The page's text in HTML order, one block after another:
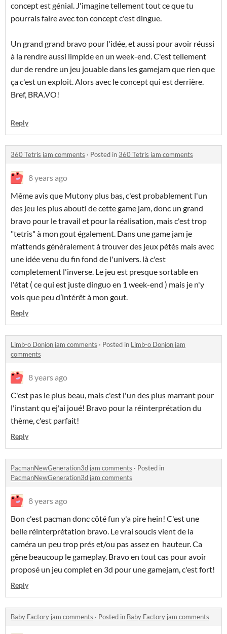
concept est génial. J'imagine tellement tout ce que tu
pourrais faire avec ton concept c'est dingue.
Un grand grand bravo pour l'idée, et aussi pour avoir réussi
à la rendre aussi limpide en un week-end. C'est tellement
dur de rendre un jeu jouable dans les gamejam que rien que
ça c'est un exploit. Alors avec le concept qui est derrière.
Bref, BRA.VO!
Reply
360 Tetris jam comments · Posted in 360 Tetris jam comments
8 years ago
Même avis que Mutony plus bas, c'est probablement l'un
des jeu les plus abouti de cette game jam, donc un grand
bravo pour le travail et pour la réalisation, mais c'est trop
"tetris" à mon gout également. Dans une game jam je
m'attends généralement à trouver des jeux pétés mais avec
une idée venu du fin fond de l'univers. là c'est
completement l'inverse. Le jeu est presque sortable en
l'état ( ce qui est juste dinguo en 1 week-end ) mais je n'y
vois que peu d’intérêt à mon gout.
Reply
Limb-o Donjon jam comments · Posted in Limb-o Donjon jam
comments
8 years ago
C'est pas le plus beau, mais c'est l'un des plus marrant pour
l'instant qu ej'ai joué! Bravo pour la réinterprétation du
thème, c'est parfait!
Reply
PacmanNewGeneration3d jam comments · Posted in
PacmanNewGeneration3d jam comments
8 years ago
Bon c'est pacman donc côté fun y'a pire hein! C'est une
belle réinterprétation bravo. Le vrai soucis vient de la
caméra un peu trop prés et/ou pas assez en hauteur. Ca
gêne beaucoup le gameplay. Bravo en tout cas pour avoir
proposé un jeu complet en 3d pour une gamejam, c'est fort!
Reply
Baby Factory jam comments · Posted in Baby Factory jam comments